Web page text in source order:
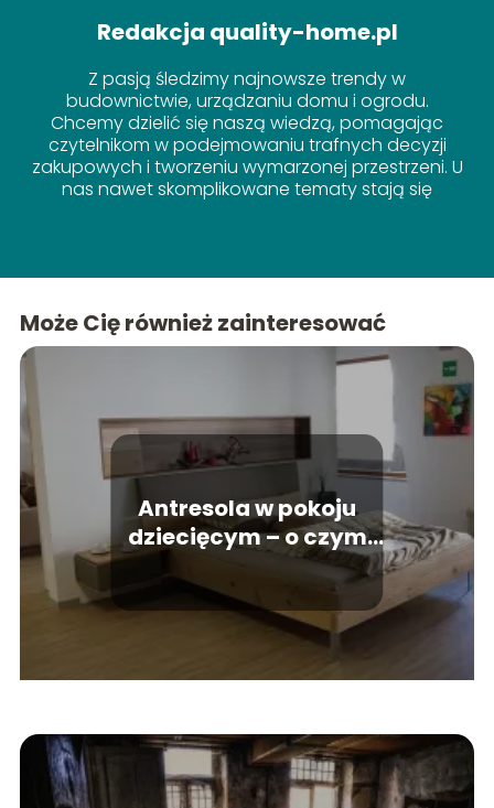
Redakcja quality-home.pl
Z pasją śledzimy najnowsze trendy w
budownictwie, urządzaniu domu i ogrodu.
Chcemy dzielić się naszą wiedzą, pomagając
czytelnikom w podejmowaniu trafnych decyzji
zakupowych i tworzeniu wymarzonej przestrzeni. U
nas nawet skomplikowane tematy stają się
Może Cię również zainteresować
Antresola w pokoju
dziecięcym – o czym
warto pamiętać?